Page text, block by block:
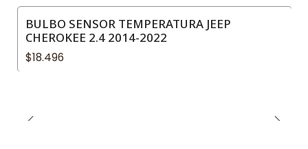
BULBO SENSOR TEMPERATURA JEEP
CHEROKEE 2.4 2014-2022
$18.496